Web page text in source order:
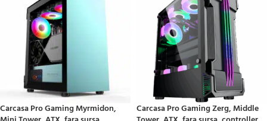
Carcasa Pro Gaming Myrmidon,
Carcasa Pro Gaming Zerg, Middle